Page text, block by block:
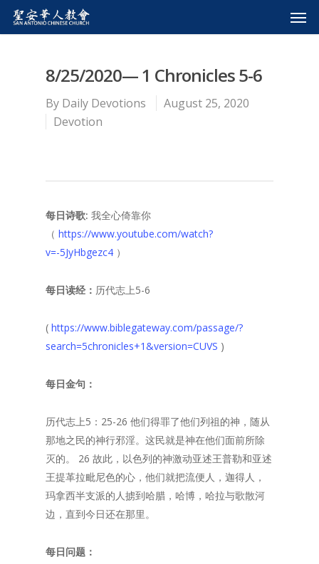
8/25/2020— 1 Chronicles 5-6
By Daily Devotions
August 25, 2020
Devotion
每日诗歌: 我全心倚靠你
（ https://www.youtube.com/watch?
v=-5JyHbgezc4 ）
每日读经： 历代志上5-6
( https://www.biblegateway.com/passage/?
search=5chronicles+1&version=CUVS )
每日金句：
历代志上5：25-26 他们得罪了他们列祖的神，随从
那地之民的神行邪淫。这民就是神在他们面前所除
灭的。 26 故此，以色列的神激动亚述王普勒和亚述
王提革拉毗尼色的心，他们就把流便人，迦得人，
玛拿西半支派的人掳到哈腊，哈博，哈拉与歌散河
边，直到今日还在那里。
每日问题：